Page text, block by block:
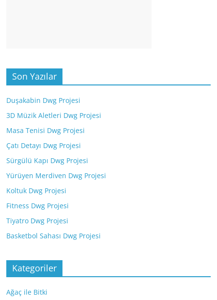
Son Yazılar
Duşakabin Dwg Projesi
3D Müzik Aletleri Dwg Projesi
Masa Tenisi Dwg Projesi
Çatı Detayı Dwg Projesi
Sürgülü Kapı Dwg Projesi
Yürüyen Merdiven Dwg Projesi
Koltuk Dwg Projesi
Fitness Dwg Projesi
Tiyatro Dwg Projesi
Basketbol Sahası Dwg Projesi
Kategoriler
Ağaç ile Bitki